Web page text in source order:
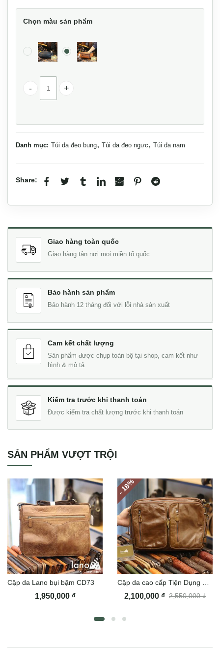
Chọn màu sản phẩm
Túi bao tử da bò thời trang TDB016 số lượng
Danh mục: Túi da đeo bụng, Túi da đeo ngực , Túi da nam
Share:
Giao hàng toàn quốc
Giao hàng tận nơi mọi miền tổ quốc
Bảo hành sản phẩm
Bảo hành 12 tháng đối với lỗi nhà sản xuất
Cam kết chất lượng
Sản phẩm được chụp toàn bộ tại shop, cam kết như
hình & mô tả
Kiểm tra trước khi thanh toán
Được kiểm tra chất lượng trước khi thanh toán
SẢN PHẨM VƯỢT TRỘI
Cặp da Lano bụi bặm CD73
1,950,000 ₫
- 18
%
2,550,000₫
2,100,000 ₫